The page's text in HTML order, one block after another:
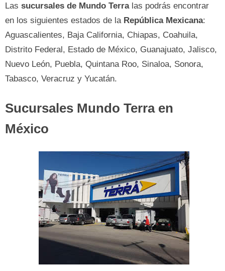
Las sucursales de Mundo Terra las podrás encontrar
en los siguientes estados de la República Mexicana:
Aguascalientes, Baja California, Chiapas, Coahuila,
Distrito Federal, Estado de México, Guanajuato, Jalisco,
Nuevo León, Puebla, Quintana Roo, Sinaloa, Sonora,
Tabasco, Veracruz y Yucatán.
Sucursales Mundo Terra en
México